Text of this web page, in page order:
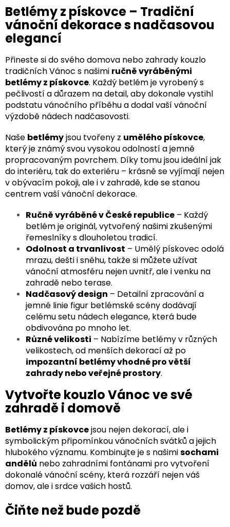
Betlémy z pískovce – Tradiční
vánoční dekorace s nadčasovou
elegancí
Přineste si do svého domova nebo zahrady kouzlo
tradičních Vánoc s našimi ručně vyráběnými
betlémy z pískovce. Každý betlém je vyrobený s
pečlivostí a důrazem na detail, aby dokonale vystihl
podstatu vánočního příběhu a dodal vaší vánoční
výzdobě nádech nadčasovosti.
Naše betlémyjsou tvořeny z umělého pískovce,
který je známý svou vysokou odolností a jemně
propracovaným povrchem. Díky tomu jsou ideální jak
do interiéru, tak do exteriéru – krásně se vyjímají nejen
v obývacím pokoji, ale i v zahradě, kde se stanou
centrem vaší vánoční dekorace.
Ručně vyráběné v České republice – Každý
betlém je originál, vytvořený našimi zkušenými
řemeslníky s dlouholetou tradicí.
Odolnost a trvanlivost – Umělý pískovec odolá
mrazu, dešti i sněhu, takže si můžete užívat
vánoční atmosféru nejen uvnitř, ale i venku na
zahradě nebo terase.
Nadčasový design – Detailní zpracování a
jemné linie figur betlémské scény dodávají
celému setu nádech elegance, která bude
obdivována po mnoho let.
Různé velikosti – Nabízíme betlémy v různých
velikostech, od menších dekorací až po
impozantní betlémy vhodné pro větší
zahrady nebo veřejné prostory.
Vytvořte kouzlo Vánoc ve své
zahradě i domově
Betlémy z pískovcejsou nejen dekorací, ale i
symbolickým připomínkou vánočních svátků a jejich
hlubokého významu. Kombinujte je s našimisochami
andělů nebo zahradními fontánami pro vytvoření
dokonalé vánoční scény, která rozzáří nejen váš
domov, ale i srdce vašich hostů.
Čiňte než bude pozdě